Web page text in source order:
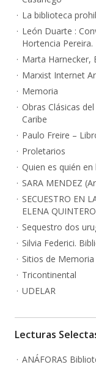
La biblioteca
León Duarte :
Hortencia
Marta Harnecker,
Marxist Internet
Memoria
Obras Clásicas
Caribe
Paulo Freire –
Proletarios
Quien es quién
SARA MENDEZ
SECUESTRO EN
ELENA
Sequestro dos
Silvia Federici.
Sitios de
Tricontinental
UDELAR
Lecturas
ANÁFORAS